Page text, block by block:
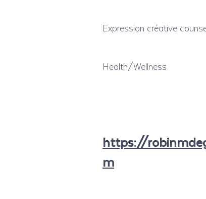
Expression créative
Health/Wellness
https://
m